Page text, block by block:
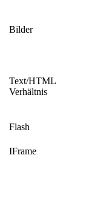
Bilder
Text/HTML
Verhältnis
Flash
IFrame